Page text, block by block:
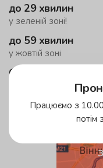
до 29 хвилин
у зеленій зоні!
до 59 хвилин
у жовтій зоні
безкоштовна
у приміську зону
мінімальне
Працюємо з
потім